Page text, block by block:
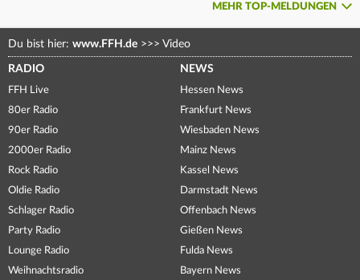
MEHR TOP-MELDUNGEN
Du bist hier: www.FFH.de >>> Video
RADIO
FFH Live
80er Radio
90er Radio
2000er Radio
Rock Radio
Oldie Radio
Schlager Radio
Party Radio
Lounge Radio
Weihnachtsradio
NEWS
Hessen News
Frankfurt News
Wiesbaden News
Mainz News
Kassel News
Darmstadt News
Offenbach News
Gießen News
Fulda News
Bayern News